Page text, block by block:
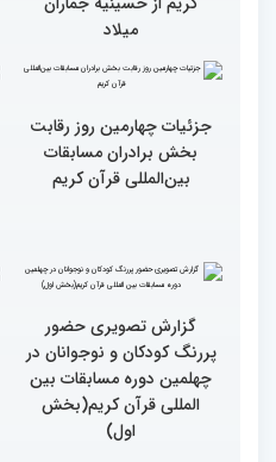
گزارش تصویری حضور
نمایشگاهی چهلمین دوره
مسابقات بین المللی قران
کریم(بخش دوم)
گزارش تصویری بازدید
مسابقات بین المللی قرآن
کریم از حسینیه جماران
میلاد